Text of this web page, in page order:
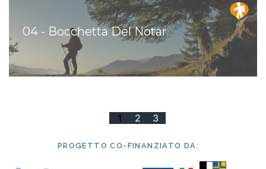
04 - Bocchetta Del Notar
08 - Via Francisca
12 - Strada Regia
1 2 3
PROGETTO CO-FINANZIATO DA: